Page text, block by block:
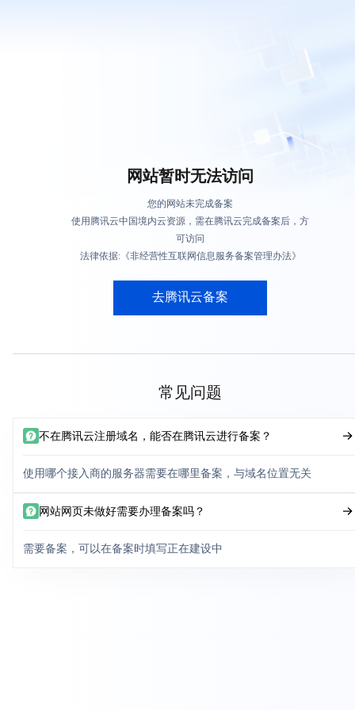
网站暂时无法访问
您的网站未完成备案
使用腾讯云中国境内云资源，需在腾讯云完成备案后，方
可访问
法律依据:《非经营性互联网信息服务备案管理办法》
去腾讯云备案
常见问题
不在腾讯云注册域名，能否在腾讯云进行备案？
使用哪个接入商的服务器需要在哪里备案，与域名位置无关
网站网页未做好需要办理备案吗？
需要备案，可以在备案时填写正在建设中